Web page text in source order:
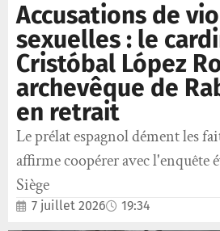
Accusations de
sexuelles : le
Cristóbal López
archevêque de
en retrait
Le prélat espagnol dément les
affirme coopérer avec l'enquête
Siège
7 juillet 2026 19:34